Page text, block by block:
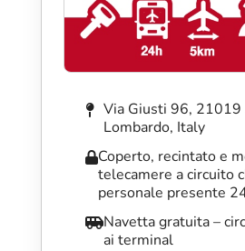
Via Giusti 96, 21019
Lombardo, Italy
Coperto, recintato e
telecamere a circuito
personale presente
Navetta gratuita –
ai terminal